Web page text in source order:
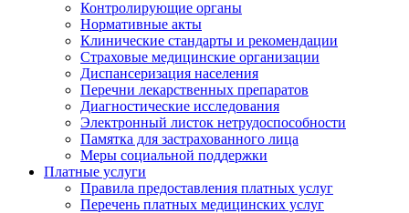
Контролирующие органы
Нормативные акты
Клинические стандарты и рекомендации
Страховые медицинские организации
Диспансеризация населения
Перечни лекарственных препаратов
Диагностические исследования
Электронный листок нетрудоспособности
Памятка для застрахованного лица
Меры социальной поддержки
Платные услуги
Правила предоставления платных услуг
Перечень платных медицинских услуг